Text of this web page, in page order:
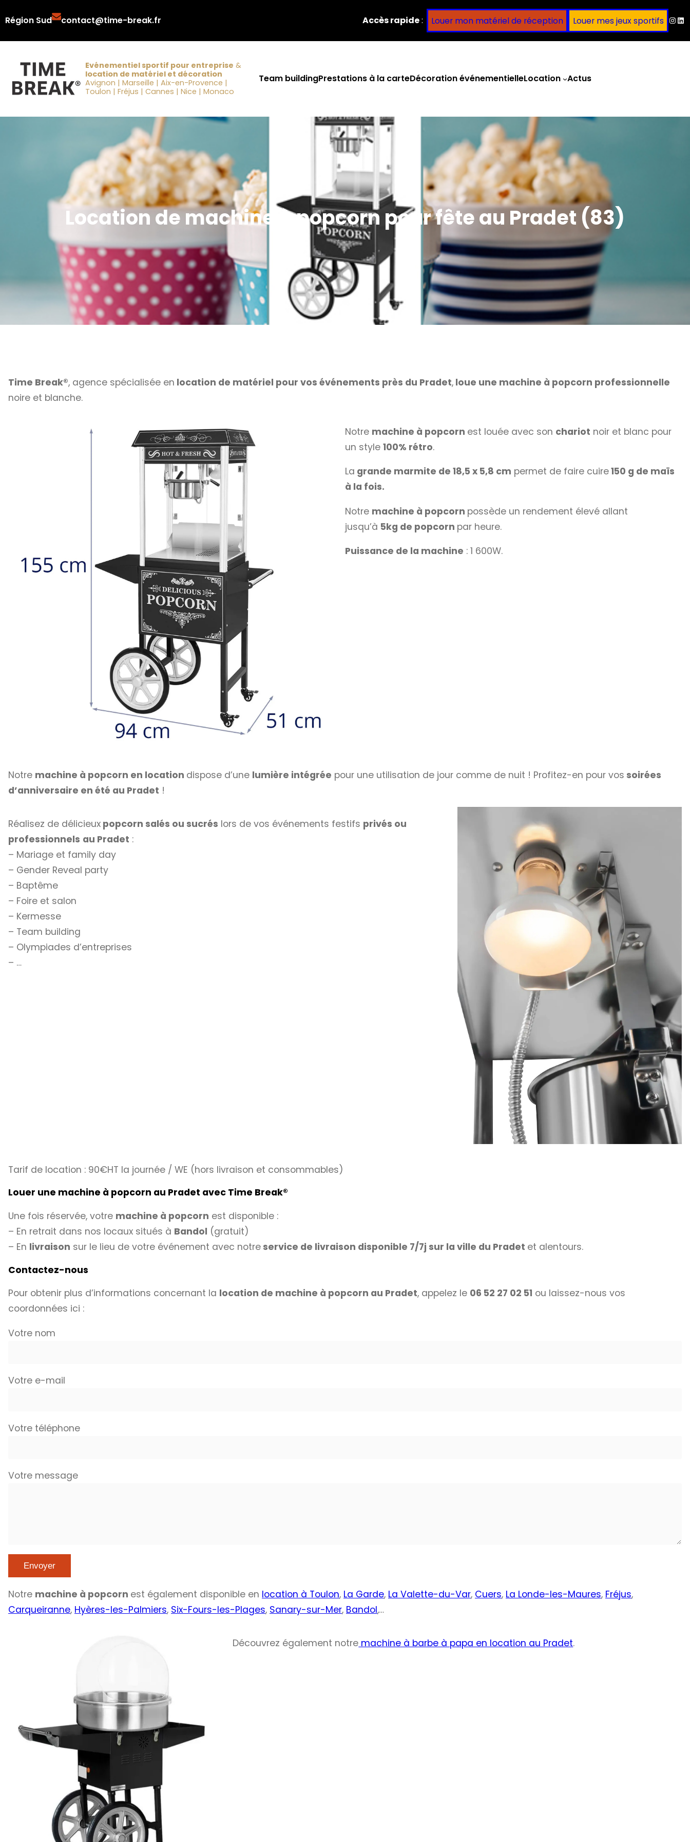
au
contenu
Région Sud contact@time-break.fr Accès rapide: Louer mon matériel de réception Louer mes jeux sportifs
Evénementiel sportif pour entreprise &
location de matériel et décoration
Avignon | Marseille | Aix-en-Provence |
Toulon | Fréjus | Cannes | Nice | Monaco
Team buildingPrestations à la carteDécoration événementielleLocation Actus
Location de machine à popcorn pour fête au Pradet (83)
Time Break®, agence spécialisée en location de matériel pour vos événements près du Pradet, loue une machine à popcorn professionnelle
noire et blanche.
Notre machine à popcorn est louée avec son chariot noir et blanc pour
un style 100% rétro.
La grande marmite de 18,5 x 5,8 cm permet de faire cuire150 g de maïs
à la fois.
Notre machine à popcorn possède un rendement élevé allant
jusqu’à 5kg de popcorn par heure.
Puissance de la machine : 1 600W.
Notre machine à popcorn en location dispose d’une lumière intégrée pour une utilisation de jour comme de nuit ! Profitez-en pour vos soirées
d’anniversaire en été au Pradet !
Réalisez de délicieux popcorn salés ou sucrés lors de vos événements festifs privés ou
professionnels au Pradet :
– Mariage et family day
– Gender Reveal party
– Baptême
– Foire et salon
– Kermesse
– Team building
– Olympiades d’entreprises
– …
Tarif de location : 90€HT la journée / WE (hors livraison et consommables)
Louer une machine à popcorn au Pradet avec Time Break®
Une fois réservée, votre machine à popcorn est disponible :
– En retrait dans nos locaux situés à Bandol (gratuit)
– En livraison sur le lieu de votre événement avec notre service de livraison disponible 7/7j sur la ville du Pradet et alentours.
Contactez-nous
Pour obtenir plus d’informations concernant la location de machine à popcorn au Pradet, appelez le 06 52 27 02 51 ou laissez-nous vos
coordonnées ici :
Votre nom
Votre e-mail
Votre téléphone
Votre message
Notre machine à popcorn est également disponible en location à Toulon, La Garde, La Valette-du-Var, Cuers, La Londe-les-Maures, Fréjus,
Carqueiranne, Hyères-les-Palmiers, Six-Fours-les-Plages, Sanary-sur-Mer, Bandol,…
Découvrez également notre machine à barbe à papa en location au Pradet.